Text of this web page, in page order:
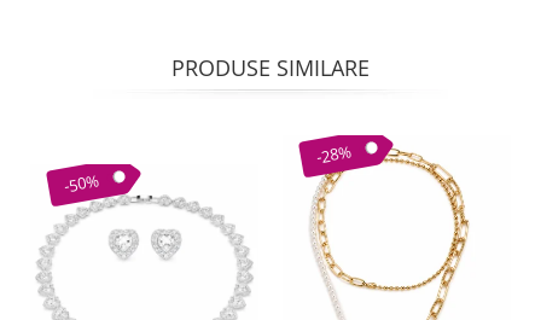
PRODUSE SIMILARE
-50%
-28%